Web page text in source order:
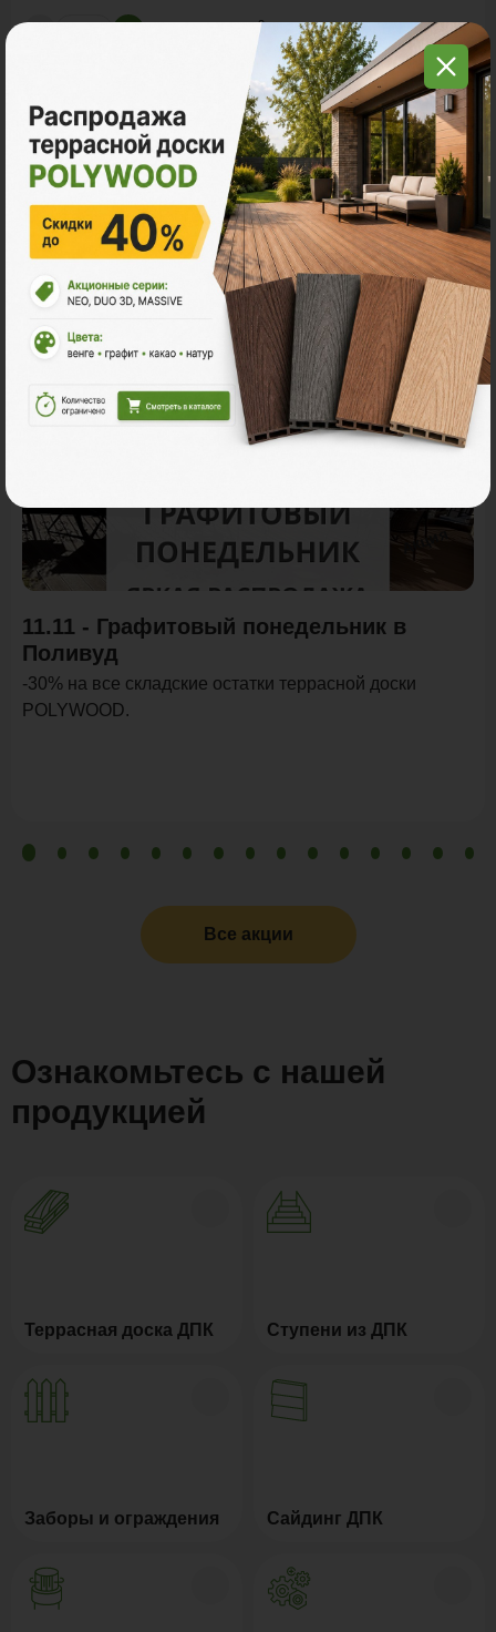
2
В корзину Рассчитать
Акции
Акция
11.11 - Графитовый понедельник в
Поливуд
-30% на все складские остатки террасной доски
POLYWOOD.
Все акции
Ознакомьтесь с нашей
продукцией
Террасная доска ДПК Ступени из ДПК
Заборы и ограждения Сайдинг ДПК